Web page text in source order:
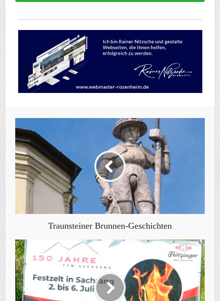
Traunsteiner Brunnen-Geschichten